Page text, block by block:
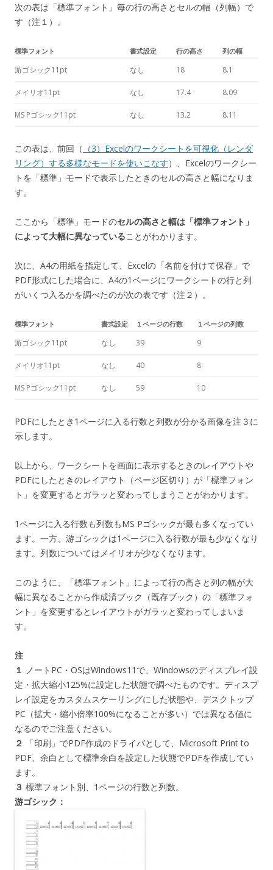
次の表は「標準フォント」毎の行の高さとセルの幅（列幅）で
す（注１）。
標準フォント 書式設定 行の高さ 列の幅
游ゴシック11pt なし 18 8.1
メイリオ11pt なし 17.4 8.09
MS Pゴシック11pt なし 13.2 8.11
この表は、前回（ （3）Excelのワークシートを可視化（レンダ
リング）する多様なモードを使いこなす）、Excelのワークシー
トを「標準」モードで表示したときのセルの高さと幅になりま
す。
ここから「標準」モードのセルの高さと幅は「標準フォント」
によって大幅に異なっていることがわかります。
次に、A4の用紙を指定して、Excelの「名前を付けて保存」で
PDF形式にした場合に、A4の1ページにワークシートの行と列
がいくつ入るかを調べたのが次の表です（注２）。
標準フォント 書式設定 １ページの行数 １ページの列数
游ゴシック11pt なし 39 9
メイリオ11pt なし 40 8
MS Pゴシック11pt なし 59 10
PDFにしたとき1ページに入る行数と列数が分かる画像を注３に
示します。
以上から、ワークシートを画面に表示するときのレイアウトや
PDFにしたときのレイアウト（ページ区切り）が「標準フォン
ト」を変更するとガラッと変わってしまうことがわかります。
1ページに入る行数も列数もMS Pゴシックが最も多くなってい
ます。一方、游ゴシックは1ページに入る行数が最も少なくなり
ます。列数についてはメイリオが少なくなります。
このように、「標準フォント」によって行の高さと列の幅が大
幅に異なることから作成済ブック（既存ブック）の「標準フォ
ント」を変更するとレイアウトがガラッと変わってしまいま
す。
注
１ ノートPC・OSはWindows11で、Windowsのディスプレイ設
定・拡大縮小125%に設定した状態で調べたものです。ディスプ
レイ設定をカスタムスケーリングにした状態や、デスクトップ
PC（拡大・縮小倍率100%になることが多い）では異なる値に
なるのでご注意ください。
２
「印刷」でPDF作成のドライバとして、Microsoft Print to
PDF、余白として標準余白を設定した状態でPDFを作成してい
ます。
３ 標準フォント別、1ページの行数と列数。
游ゴシック：